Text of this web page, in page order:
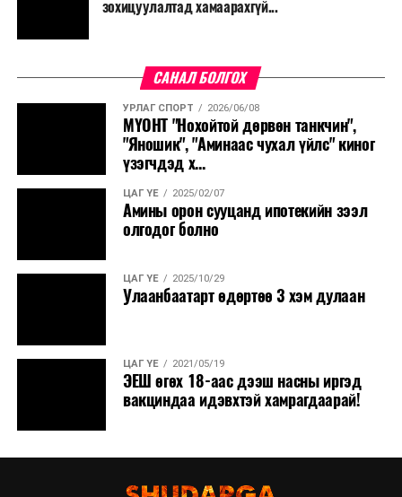
зохицуулалтад хамаарахгүй...
САНАЛ БОЛГОХ
УРЛАГ СПОРТ 2026/06/08
МҮОНТ "Нохойтой дөрвөн танкчин",
"Яношик", "Аминаас чухал үйлс" киног
үзэгчдэд х...
ЦАГ ҮЕ 2025/02/07
Амины орон сууцанд ипотекийн зээл
олгодог болно
ЦАГ ҮЕ 2025/10/29
Улаанбаатарт өдөртөө 3 хэм дулаан
ЦАГ ҮЕ 2021/05/19
ЭЕШ өгөх 18-аас дээш насны иргэд
вакциндаа идэвхтэй хамрагдаарай!